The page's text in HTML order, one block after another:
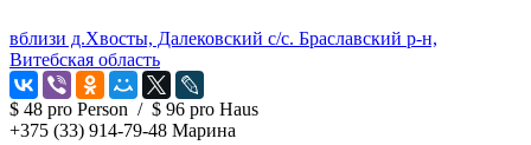
вблизи д.Хвосты, Далековский с/с. Браславский р-н,
Витебская область
$ 48 pro Person / $ 96 pro Haus
+375 (33) 914-79-48 Марина